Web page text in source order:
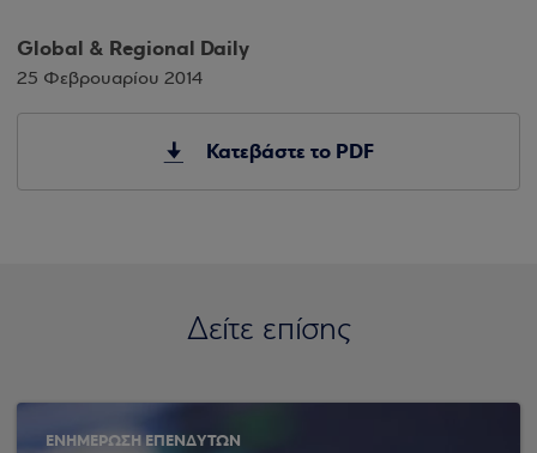
Global & Regional Daily
25 Φεβρουαρίου 2014
Κατεβάστε το PDF
Δείτε επίσης
ΕΝΗΜΕΡΩΣΗ ΕΠΕΝΔΥΤΩΝ